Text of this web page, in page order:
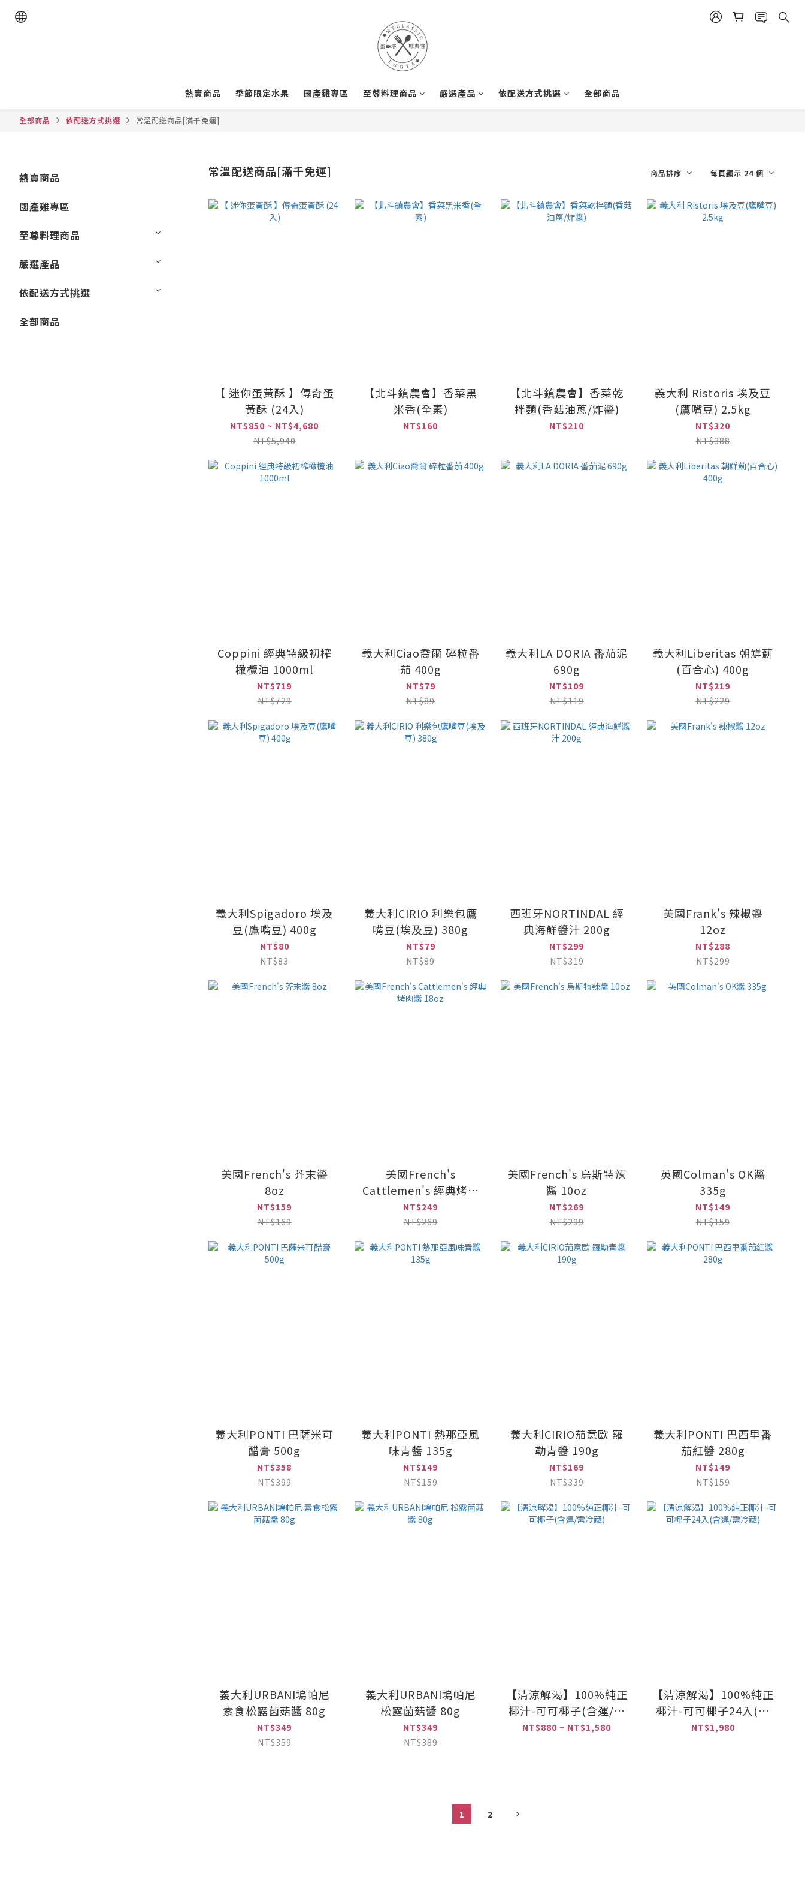
熱賣商品 季節限定水果 國產雞專區 至尊料理商品 嚴選產品 依配送方式挑選 全部商品
全部商品 依配送方式挑選 常溫配送商品[滿千免運]
熱賣商品
國產雞專區
至尊料理商品
嚴選產品
依配送方式挑選
全部商品
常溫配送商品[滿千免運] 商品排序 每頁顯示 24 個
【 迷你蛋黃酥 】傳奇蛋
黃酥 (24入)
NT$850 ~ NT$4,680
NT$5,940
【北斗鎮農會】香菜黑
米香(全素)
NT$160
【北斗鎮農會】香菜乾
拌麵(香菇油蔥/炸醬)
NT$210
義大利 Ristoris 埃及豆
(鷹嘴豆) 2.5kg
NT$320
NT$388
Coppini 經典特級初榨
橄欖油 1000ml
NT$719
NT$729
義大利Ciao喬爾 碎粒番
茄 400g
NT$79
NT$89
義大利LA DORIA 番茄泥
690g
NT$109
NT$119
義大利Liberitas 朝鮮薊
(百合心) 400g
NT$219
NT$229
義大利Spigadoro 埃及
豆(鷹嘴豆) 400g
NT$80
NT$83
義大利CIRIO 利樂包鷹
嘴豆(埃及豆) 380g
NT$79
NT$89
西班牙NORTINDAL 經
典海鮮醬汁 200g
NT$299
NT$319
美國Frank's 辣椒醬
12oz
NT$288
NT$299
美國French's 芥末醬
8oz
NT$159
NT$169
美國French's
Cattlemen's 經典烤肉
醬 18oz
NT$249
NT$269
美國French's 烏斯特辣
醬 10oz
NT$269
NT$299
英國Colman's OK醬
335g
NT$149
NT$159
義大利PONTI 巴薩米可
醋膏 500g
NT$358
NT$399
義大利PONTI 熱那亞風
味青醬 135g
NT$149
NT$159
義大利CIRIO茄意歐 羅
勒青醬 190g
NT$169
NT$339
義大利PONTI 巴西里番
茄紅醬 280g
NT$149
NT$159
義大利URBANI塢帕尼
素食松露菌菇醬 80g
NT$349
NT$359
義大利URBANI塢帕尼
松露菌菇醬 80g
NT$349
NT$389
【清涼解渴】100%純正
椰汁-可可椰子(含運/需
冷藏)
NT$880 ~ NT$1,580
【清涼解渴】100%純正
椰汁-可可椰子24入(含
運/需冷藏)
NT$1,980
1 2